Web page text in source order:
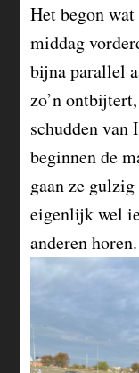
Het begon
middag
bijna parallel
zo’n
schudden van
beginnen de
gaan ze
eigenlijk wel
anderen horen.